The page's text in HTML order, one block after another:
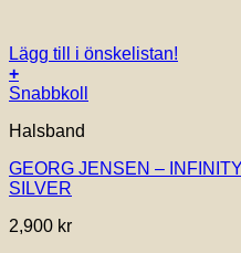
Lägg till i önskelistan!
+
Snabbkoll
Halsband
GEORG JENSEN –
SILVER
2,900 kr